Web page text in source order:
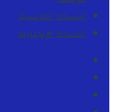
النسخة الفرنسية
النسخة الإنجليزية